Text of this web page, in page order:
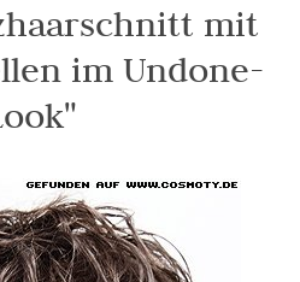
mit
im Undone-